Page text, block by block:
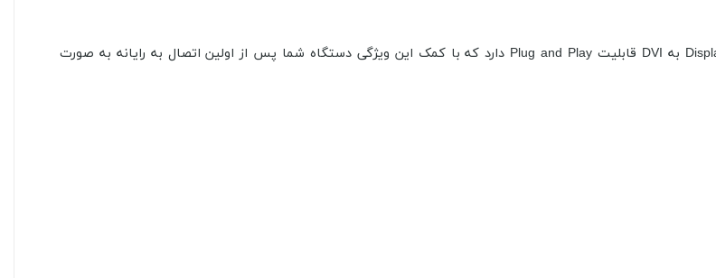
یکی از ویژگی‌های این محصول عدم نیاز به منبع الکتریکی است. تبدیل Display port به DVI قابلیت Plug and Play دارد که با کمک این ویژگی دستگاه شما پس از اولین اتصال به رایانه به صورت